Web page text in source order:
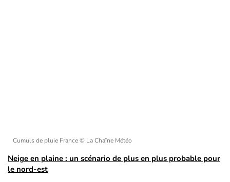
Cumuls de pluie France© La Chaîne Météo
Neige en plaine : un scénario de plus en plus probable pour
le nord-est